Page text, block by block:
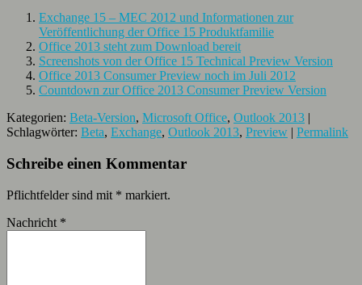
Exchange 15 – MEC 2012 und Informationen zur
Veröffentlichung der Office 15 Produktfamilie
Office 2013 steht zum Download bereit
Screenshots von der Office 15 Technical Preview Version
Office 2013 Consumer Preview noch im Juli 2012
Countdown zur Office 2013 Consumer Preview Version
Kategorien: Beta-Version, Microsoft Office, Outlook 2013 |
Schlagwörter: Beta, Exchange, Outlook 2013, Preview | Permalink
Schreibe einen Kommentar
Pflichtfelder sind mit * markiert.
Nachricht *